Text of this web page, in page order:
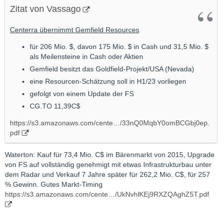
Zitat von Vassago
Centerra übernimmt Gemfield Resources
für 206 Mio. $, davon 175 Mio. $ in Cash und 31,5 Mio. $
als Meilensteine in Cash oder Aktien
Gemfield besitzt das Goldfield-Projekt/USA (Nevada)
eine Resourcen-Schätzung soll in H1/23 vorliegen
gefolgt von einem Update der FS
CG.TO 11,39C$
https://s3.amazonaws.com/cente…/33nQ0MqbY0omBCGbj0ep.
pdf
Waterton: Kauf für 73,4 Mio. C$ im Bärenmarkt von 2015, Upgrade
von FS auf vollständig genehmigt mit etwas Infrastrukturbau unter
dem Radar und Verkauf 7 Jahre später für 262,2 Mio. C$, für 257
% Gewinn. Gutes Markt-Timing
https://s3.amazonaws.com/cente…/UkNvhlKEj9RXZQAghZ5T.pdf